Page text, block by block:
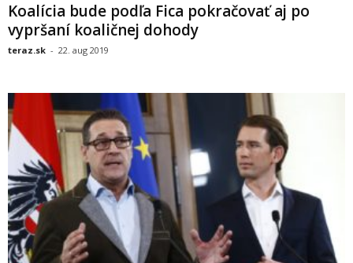
Koalícia bude podľa Fica pokračovať aj po
vypršaní koaličnej dohody
teraz.sk - 22. aug 2019